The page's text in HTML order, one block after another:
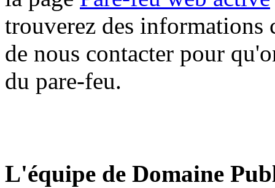
trouverez des informations
de nous contacter pour
du pare-feu.
L'équipe de Domaine